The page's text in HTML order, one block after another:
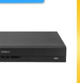
điều khiển quay quét